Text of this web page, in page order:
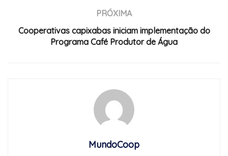
PRÓXIMA
Cooperativas capixabas iniciam implementação do
Programa Café Produtor de Água
MundoCoop